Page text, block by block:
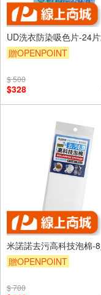
UD洗衣防染吸色片-24
贈OPENPOINT
$ 500
$328
米諾諾去污高科技泡棉-
贈OPENPOINT
$ 700